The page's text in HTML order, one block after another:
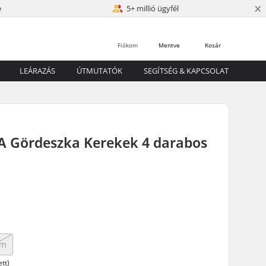
5+ millió ügyfél ×
Kosár
Mentve
Fiókom
LEÁRAZÁS ÚTMUTATÓK SEGÍTSÉG & KAPCSOLAT
Gördeszka Kerekek 4 darabos